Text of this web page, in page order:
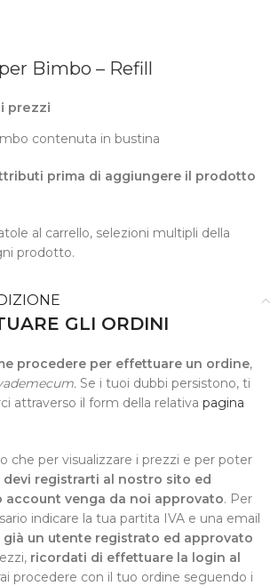
Bimbo – Refill
prezzi
contenuta in bustina
prima di aggiungere il prodotto
al carrello, selezioni multipli della
prodotto.
GLI ORDINI
procedere per effettuare un ordine,
Se i tuoi dubbi persistono, ti
attraverso il form della relativa pagina
che per visualizzare i prezzi e per poter
devi registrarti al nostro sito ed
account venga da noi approvato. Per
indicare la tua partita IVA e una email
già un utente registrato ed approvato
ricordati di effettuare la login al
procedere con il tuo ordine seguendo i